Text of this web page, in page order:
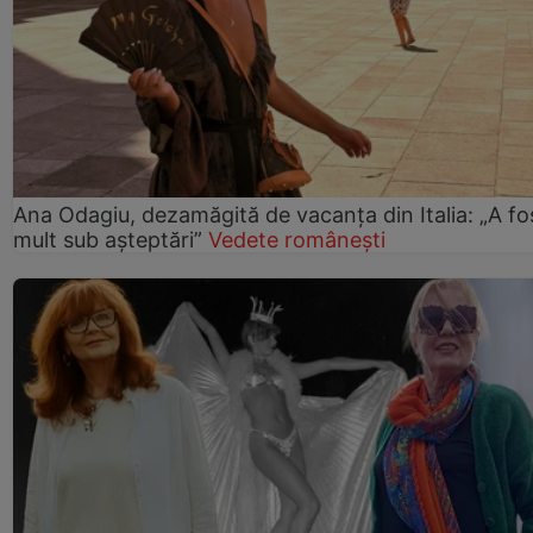
Ana Odagiu, dezamăgită de vacanța din Italia: „A
mult sub așteptări” Vedete românești